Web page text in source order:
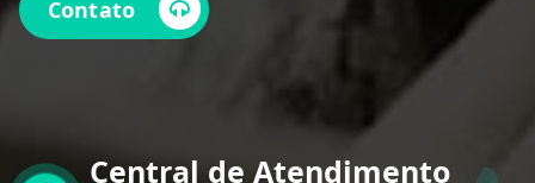
Contato
Central de Atendimento